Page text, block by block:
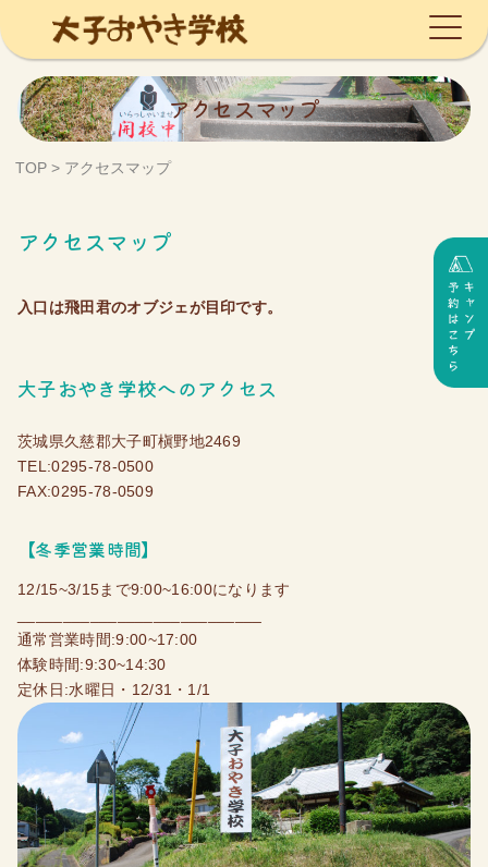
Skip
content
アクセスマップ
TOP > アクセスマップ
アクセスマップ
入口は飛田君のオブジェが目印です。
大子おやき学校へのアクセス
茨城県久慈郡大子町槇野地2469
TEL:0295-78-0500
FAX:0295-78-0509
【冬季営業時間】
12/15~3/15まで9:00~16:00になります
通常営業時間:9:00~17:00
体験時間:9:30~14:30
定休日:水曜日・12/31・1/1